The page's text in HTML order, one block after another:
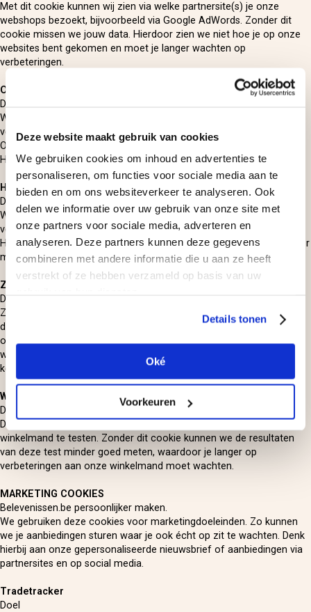
Deze website maakt gebruik van cookies
We gebruiken cookies om inhoud en advertenties te
personaliseren, om functies voor sociale media aan te
bieden en om ons websiteverkeer te analyseren. Ook
delen we informatie over uw gebruik van onze site met
onze partners voor sociale media, adverteren en
analyseren. Deze partners kunnen deze gegevens
combineren met andere informatie die u aan ze heeft
verstrekt of ze hebben verzameld op basis van uw
Details tonen
Oké
Voorkeuren
Met dit cookie kunnen wij zien via welke partnersite(s) je onze
webshops bezoekt, bijvoorbeeld via Google AdWords. Zonder dit
cookie missen we jouw data. Hierdoor zien we niet hoe je op onze
websites bent gekomen en moet je langer wachten op
verbeteringen.
Optimizely experimenten
Doel
We willen graag weten of wijzigingen aan onze sites ook écht wel
verbeteringen zijn. Daarom testen we ze eerst, met behulp van de
Optimizely-cookies. Zonder deze cookies missen we jouw data.
Hierdoor moet je langer wachten op verbeteringen aan onze sites.
Hotjar experimenten
Doel
We willen graag weten of wijzigingen aan onze sites ook écht wel
verbeteringen zijn. Daarom testen we ze eerst, met behulp van de
Hotjar-cookies. Zonder deze cookies missen we jouw data. Hierdoor
moet je langer wachten op verbeteringen aan onze sites.
Zoekpagina
Doel
Zou je het prettig vinden als onze interne zoekmachine je direct
doorverwijst naar de juiste productpagina? Of wil je liever eerst een
overzicht van relevante producten zien? Met dit cookie schotelen
we je één van deze twee scenario's voor. De hiermee opgedane
kennis gebruiken we om de zoekmachine te verbeteren.
Winkelmand test
Doel
Dit cookie gebruiken we om verschillende versies van onze
winkelmand te testen. Zonder dit cookie kunnen we de resultaten
van deze test minder goed meten, waardoor je langer op
verbeteringen aan onze winkelmand moet wachten.
MARKETING COOKIES
Belevenissen.be persoonlijker maken.
We gebruiken deze cookies voor marketingdoeleinden. Zo kunnen
we je aanbiedingen sturen waar je ook écht op zit te wachten. Denk
hierbij aan onze gepersonaliseerde nieuwsbrief of aanbiedingen via
partnersites en op social media.
Tradetracker
Doel